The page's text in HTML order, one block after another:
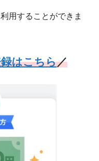
用することができま
はこちら／